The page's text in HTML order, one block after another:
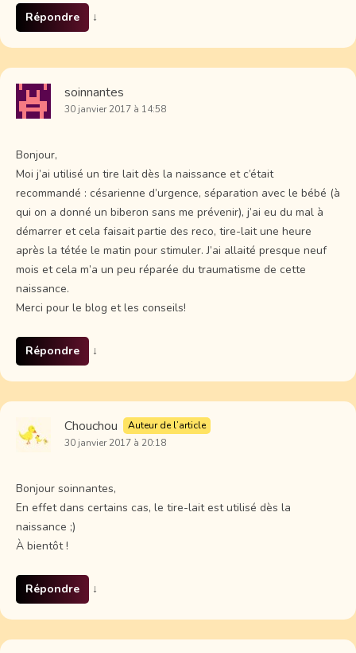
Répondre ↓
soinnantes
30 janvier 2017 à 14:58
Bonjour,
Moi j’ai utilisé un tire lait dès la naissance et c’était
recommandé : césarienne d’urgence, séparation avec le bébé (à
qui on a donné un biberon sans me prévenir), j’ai eu du mal à
démarrer et cela faisait partie des reco, tire-lait une heure
après la tétée le matin pour stimuler. J’ai allaité presque neuf
mois et cela m’a un peu réparée du traumatisme de cette
naissance.
Merci pour le blog et les conseils!
Répondre ↓
Chouchou
Auteur de l’article
30 janvier 2017 à 20:18
Bonjour soinnantes,
En effet dans certains cas, le tire-lait est utilisé dès la
naissance ;)
À bientôt !
Répondre ↓